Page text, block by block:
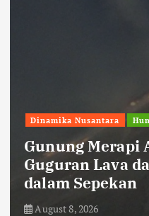
Dinamika Nusantara
Gunung Merapi
Guguran Lava
dalam Sepekan
August 8, 2026